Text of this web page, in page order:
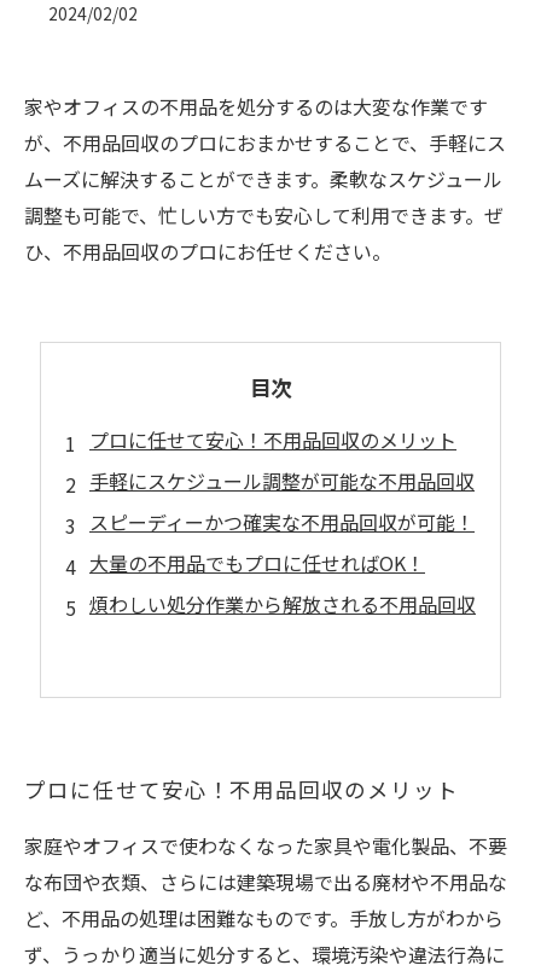
2024/02/02
家やオフィスの不用品を処分するのは大変な作業です
が、不用品回収のプロにおまかせすることで、手軽にス
ムーズに解決することができます。柔軟なスケジュール
調整も可能で、忙しい方でも安心して利用できます。ぜ
ひ、不用品回収のプロにお任せください。
目次
プロに任せて安心！不用品回収のメリット
手軽にスケジュール調整が可能な不用品回収
スピーディーかつ確実な不用品回収が可能！
大量の不用品でもプロに任せればOK！
煩わしい処分作業から解放される不用品回収
プロに任せて安心！不用品回収のメリット
家庭やオフィスで使わなくなった家具や電化製品、不要
な布団や衣類、さらには建築現場で出る廃材や不用品な
ど、不用品の処理は困難なものです。手放し方がわから
ず、うっかり適当に処分すると、環境汚染や違法行為に